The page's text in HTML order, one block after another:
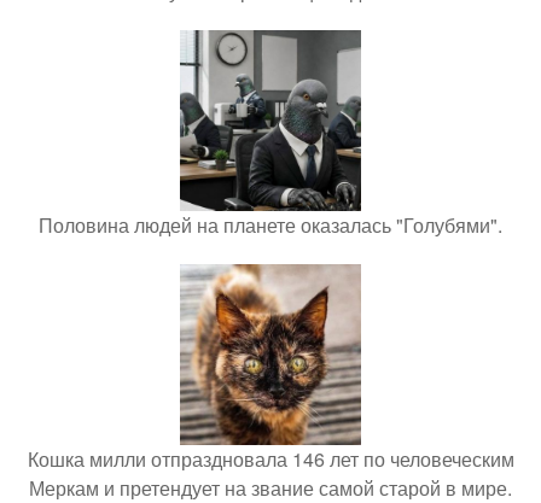
Половина людей на планете оказалась "Голубями".
Кошка милли отпраздновала 146 лет по человеческим
Меркам и претендует на звание самой старой в мире.